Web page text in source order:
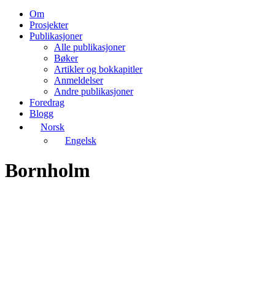
Om
Prosjekter
Publikasjoner
Alle publikasjoner
Bøker
Artikler og bokkapitler
Anmeldelser
Andre publikasjoner
Foredrag
Blogg
Norsk
Engelsk
Bornholm